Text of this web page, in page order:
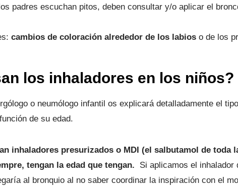
padres escuchan pitos, deben consultar y/o aplicar el
cambios de coloración alrededor de los labios o de los
los inhaladores en los
o neumólogo infantil os explicará detalladamente el
de su edad.
inhaladores presurizados o MDI (el salbutamol de toda
tengan la edad que tengan. Si aplicamos el inhalador
al bronquio al no saber coordinar la inspiración con el